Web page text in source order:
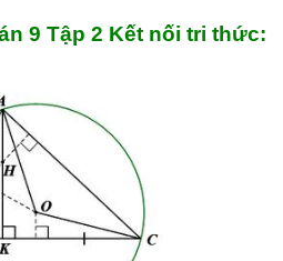
9 Tập 2 Kết nối tri thức: